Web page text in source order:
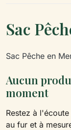
Sac
Sac Pêche en
Aucun
moment
Restez à
au fur et à